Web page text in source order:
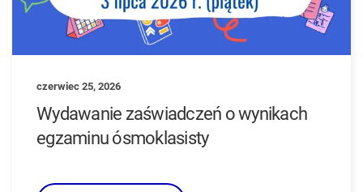
czerwiec 25, 2026
Wydawanie zaświadczeń o wynikach
egzaminu ósmoklasisty